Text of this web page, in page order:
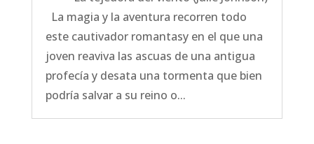
La magia y la aventura recorren todo
este cautivador romantasy en el que una
joven reaviva las ascuas de una antigua
profecía y desata una tormenta que bien
podría salvar a su reino o...